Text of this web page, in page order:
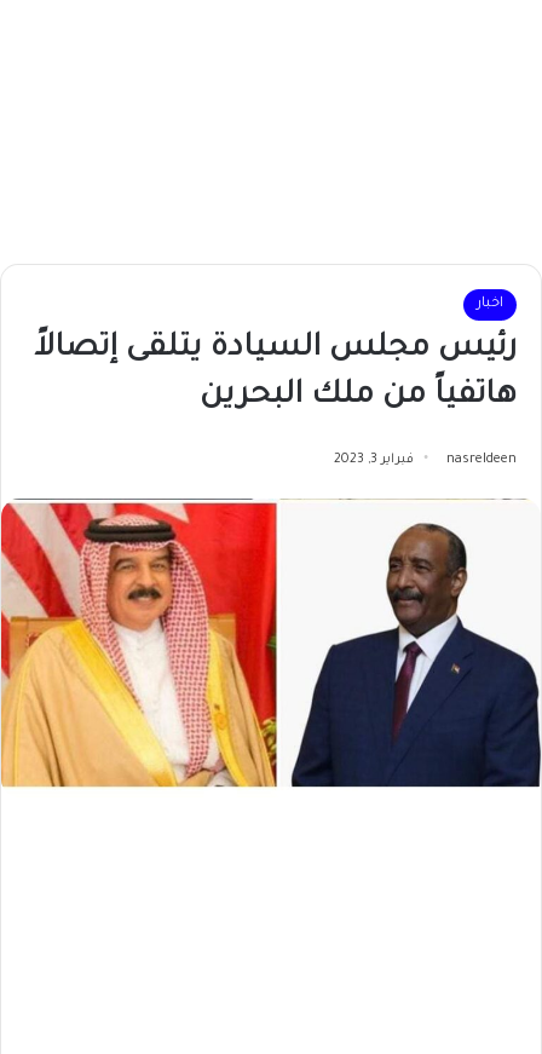
اخبار
رئيس مجلس السيادة يتلقى إتصالاً
هاتفياً من ملك البحرين
nasreldeen فبراير 3, 2023